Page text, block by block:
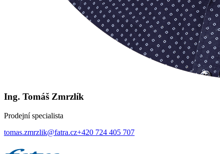
Ing. Tomáš Zmrzlík
Prodejní specialista
tomas.zmrzlik@fatra.cz+420 724 405 707